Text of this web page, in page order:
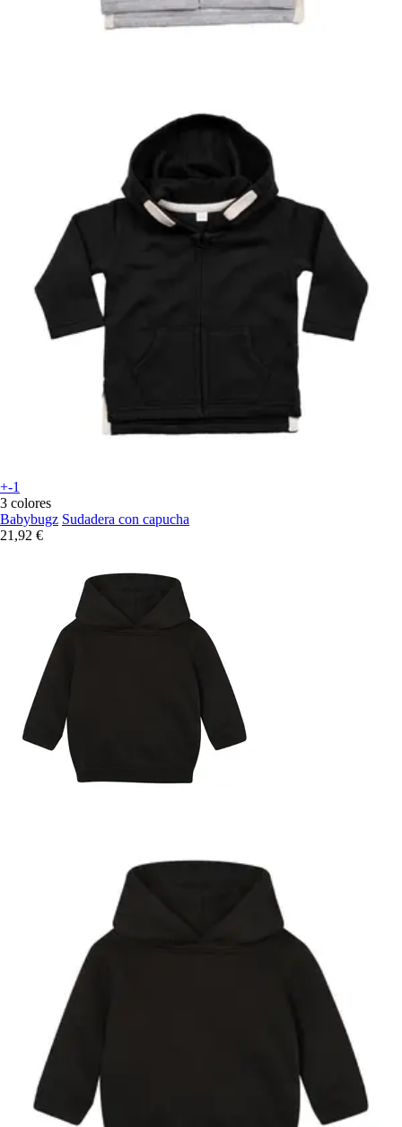
+-1
3 colores
Babybugz Sudadera con capucha
21,92 €